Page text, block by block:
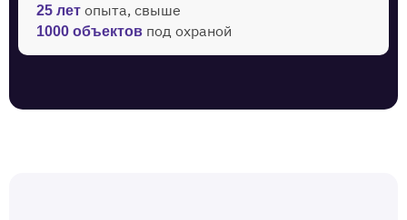
25 лет опыта, свыше
1000 объектов под охраной